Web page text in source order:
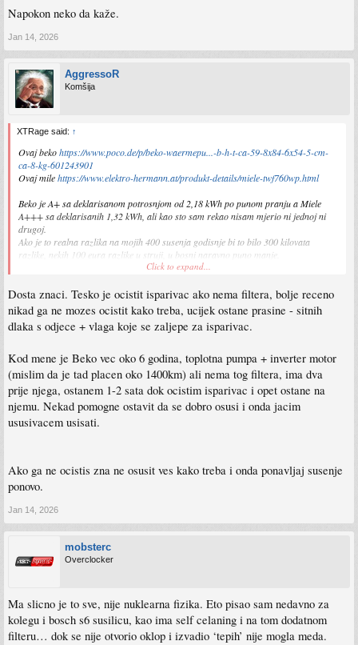
Napokon neko da kaže.
Jan 14, 2026
AggressoR
Komšija
XTRage said: ↑
Ovaj bekohttps://www.poco.de/p/beko-waermepu...-b-h-t-ca-59-8x84-6x54-5-cm-
ca-8-kg-601243901
Ovaj milehttps://www.elektro-hermann.at/produkt-details/miele-twf760wp.html
Beko je A+ sa deklarisanom potrosnjom od 2,18 kWh po punom pranju a Miele
A+++ sa deklarisanih 1,32 kWh, ali kao sto sam rekao nisam mjerio ni jednoj ni
drugoj.
Ako je to realna razlika na mojih 400 susenja godisnje bi to bilo 300 kilovata
razlike, nekih 100 eura razlike u struji, u bosni naravno puno manje.
Mile ima dodatni filter dole na isparivacu , malo vecu posudu za vodu i vidi se da je
robustnije izradjen i sa nesto boljim i debljim plastikama ali nije neka ogromna
razlika.
Click to expand...
Dosta znaci. Tesko je ocistit isparivac ako nema filtera, bolje receno
nikad ga ne mozes ocistit kako treba, ucijek ostane prasine - sitnih
dlaka s odjece + vlaga koje se zaljepe za isparivac.
Kod mene je Beko vec oko 6 godina, toplotna pumpa + inverter motor
(mislim da je tad placen oko 1400km) ali nema tog filtera, ima dva
prije njega, ostanem 1-2 sata dok ocistim isparivac i opet ostane na
njemu. Nekad pomogne ostavit da se dobro osusi i onda jacim
ususivacem usisati.
Ako ga ne ocistis zna ne osusit ves kako treba i onda ponavljaj susenje
ponovo.
Jan 14, 2026
mobsterc
Overclocker
Ma slicno je to sve, nije nuklearna fizika. Eto pisao sam nedavno za
kolegu i bosch s6 susilicu, kao ima self celaning i na tom dodatnom
filteru… dok se nije otvorio oklop i izvadio ‘tepih’ nije mogla meda.